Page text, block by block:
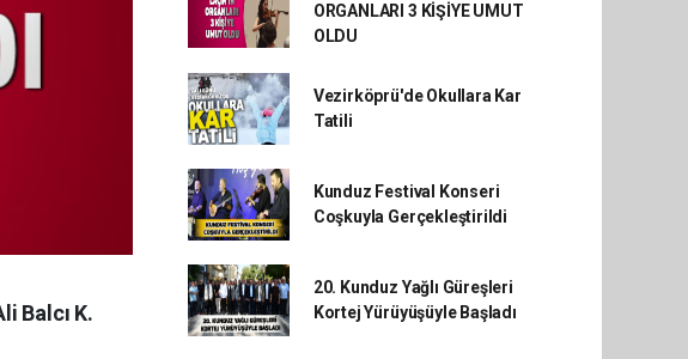
Balcı K.
ORGANLARI 3 KİŞİYE UMUT
OLDU
Vezirköprü'de Okullara Kar
Tatili
Kunduz Festival Konseri
Coşkuyla Gerçekleştirildi
20. Kunduz Yağlı Güreşleri
Kortej Yürüyüşüyle Başladı